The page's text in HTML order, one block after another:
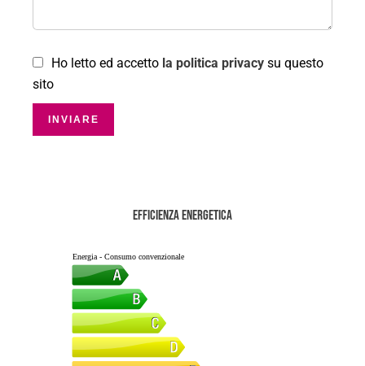
Ho letto ed accetto la politica privacy su questo
sito
INVIARE
Efficienza energetica
Energia - Consumo convenzionale